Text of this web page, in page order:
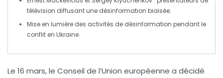
télévision diffusant une désinformation biaisée.
Mise en lumière des activités de désinformation pendant le
conflit en Ukraine.
Le 16 mars, le Conseil de l’Union européenne a décidé